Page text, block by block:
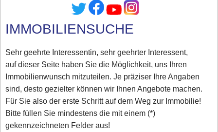
IMMOBILIENSUCHE
Sehr geehrte Interessentin, sehr geehrter Interessent,
auf dieser Seite haben Sie die Möglichkeit, uns Ihren
Immobilienwunsch mitzuteilen. Je präziser Ihre Angaben
sind, desto gezielter können wir Ihnen Angebote machen.
Für Sie also der erste Schritt auf dem Weg zur Immobilie!
Bitte füllen Sie mindestens die mit einem (*)
gekennzeichneten Felder aus!